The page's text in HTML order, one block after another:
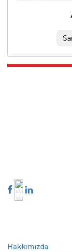
Hakkımızda